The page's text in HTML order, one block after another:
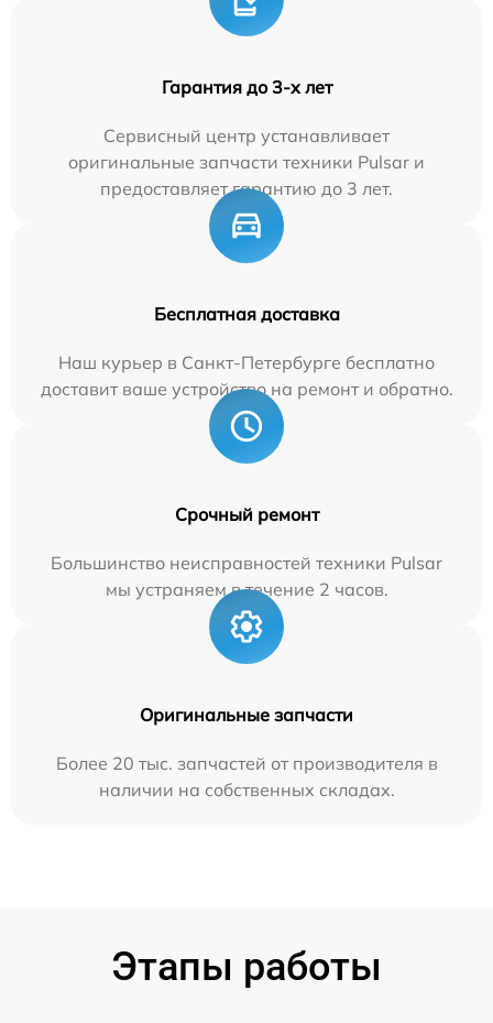
Гарантия до 3-х лет
Сервисный центр устанавливает
оригинальные запчасти техники Pulsar и
предоставляет гарантию до 3 лет.
Бесплатная доставка
Наш курьер в Санкт-Петербурге бесплатно
доставит ваше устройство на ремонт и обратно.
Срочный ремонт
Большинство неисправностей техники Pulsar
мы устраняем в течение 2 часов.
Оригинальные запчасти
Более 20 тыс. запчастей от производителя в
наличии на собственных складах.
Этапы работы